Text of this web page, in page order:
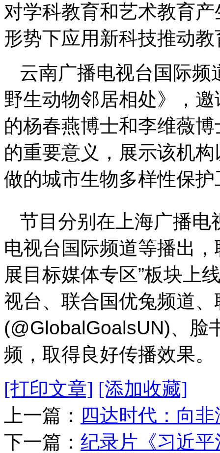
对学科教育和艺术教育
形势下应用新科技推动
云南广播电视台国际
野生动物邻居相处》，
的杨春燕博士和李维薇
的重要意义，展示该机
做的城市生物多样性保
节目分别在上海广播电
电视台国际频道等播出
展目标媒体专区”板块上
视台、联合国优兔频道
(@GlobalGoalsUN)、脸
频，取得良好传播效果。
[打印文章] [添加收藏]
上一篇： 四达时代：向
下一篇： 纪录片《习近